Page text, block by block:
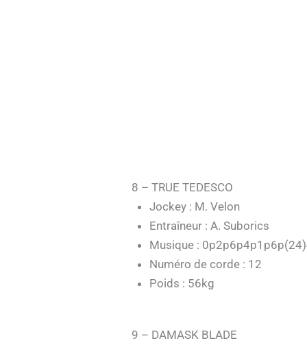
8 – TRUE TEDESCO
Jockey : M. Velon
Entraîneur : A. Suborics
Musique :
Numéro de corde : 12
Poids : 56kg
9 – DAMASK BLADE